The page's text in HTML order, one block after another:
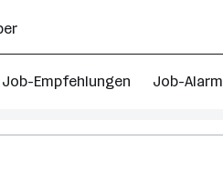
Job-Empfehlungen Job-Alarm